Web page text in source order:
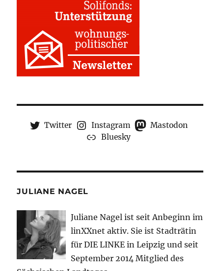
Twitter Instagram
Mastodon
Bluesky
JULIANE NAGEL
Juliane Nagel ist seit Anbeginn im
linXXnet aktiv. Sie ist Stadträtin
für DIE LINKE in Leipzig und seit
September 2014 Mitglied des